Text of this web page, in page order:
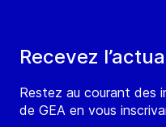
Recevez
Restez au courant des
de GEA en vous